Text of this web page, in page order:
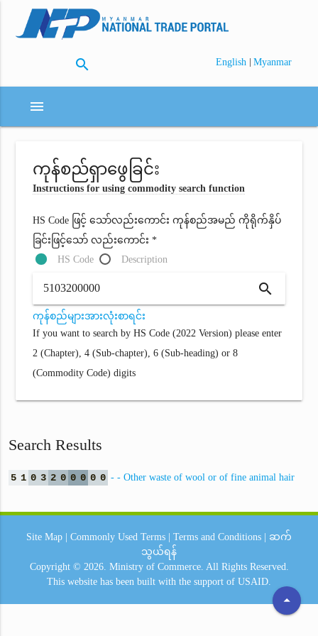
search English | Myanmar
menu
ကုန်စည်ရှာဖွေခြင်း
Instructions for using commodity search function
HS Code ဖြင့် သော်လည်းကောင်း ကုန်စည်အမည် ကိုရိုက်နှိပ်
ခြင်းဖြင့်သော် လည်းကောင်း *
HS Code
Description
search
ကုန်စည်များအားလုံးစာရင်း
If you want to search by HS Code (2022 Version) please enter
2 (Chapter), 4 (Sub-chapter), 6 (Sub-heading) or 8
(Commodity Code) digits
Search Results
5 1 0 3 2 0 0 0 0 0 - - Other waste of wool or of fine animal hair
arrow_drop_up
Site Map Commonly Used Terms Terms and Conditions
ဆက်
သွယ်ရန်
Copyright © 2026. Ministry of Commerce. All Rights Reserved.
This website has been built with the support of USAID.